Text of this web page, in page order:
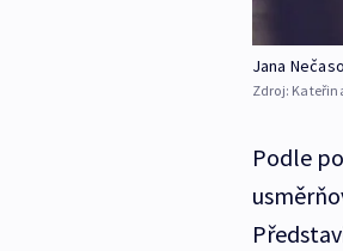
Jana
Zdroj:
Podle